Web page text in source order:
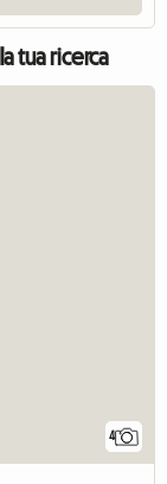
tua ricerca
4